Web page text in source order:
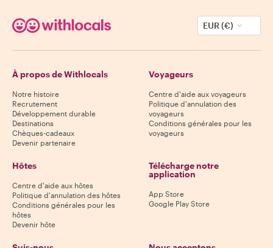
EUR (€)
À propos de Withlocals
Notre histoire
Recrutement
Développement durable
Destinations
Chèques-cadeaux
Devenir partenaire
Voyageurs
Centre d'aide aux voyageurs
Politique d'annulation des
voyageurs
Conditions générales pour les
voyageurs
Hôtes
Centre d'aide aux hôtes
Politique d'annulation des hôtes
Conditions générales pour les
hôtes
Devenir hôte
Télécharge notre
application
App Store
Google Play Store